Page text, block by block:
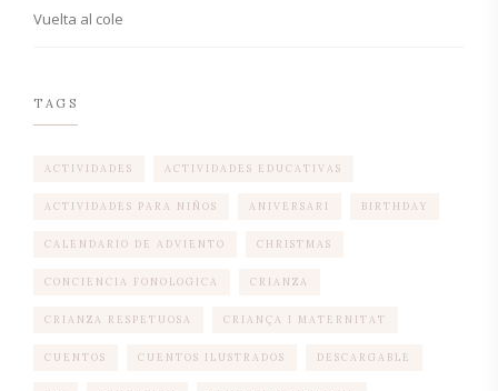
Vuelta al cole
TAGS
ACTIVIDADES ACTIVIDADES EDUCATIVAS
ACTIVIDADES PARA NIÑOS ANIVERSARI BIRTHDAY
CALENDARIO DE ADVIENTO CHRISTMAS
CONCIENCIA FONOLOGICA CRIANZA
CRIANZA RESPETUOSA CRIANÇA I MATERNITAT
CUENTOS CUENTOS ILUSTRADOS DESCARGABLE